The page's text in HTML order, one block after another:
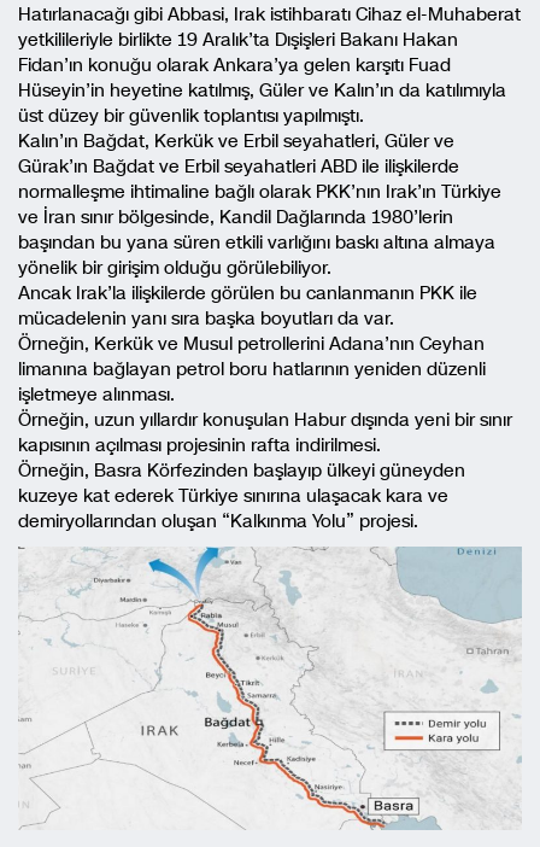
Hatırlanacağı gibi Abbasi, Irak istihbaratı Cihaz el-Muhaberat
yetkilileriyle birlikte 19 Aralık’ta Dışişleri Bakanı Hakan
Fidan’ın konuğu olarak Ankara’ya gelen karşıtı Fuad
Hüseyin’in heyetine katılmış, Güler ve Kalın’ın da katılımıyla
üst düzey bir güvenlik toplantısı yapılmıştı.
Kalın’ın Bağdat, Kerkük ve Erbil seyahatleri, Güler ve
Gürak’ın Bağdat ve Erbil seyahatleri ABD ile ilişkilerde
normalleşme ihtimaline bağlı olarak PKK’nın Irak’ın Türkiye
ve İran sınır bölgesinde, Kandil Dağlarında 1980’lerin
başından bu yana süren etkili varlığını baskı altına almaya
yönelik bir girişim olduğu görülebiliyor.
Ancak Irak’la ilişkilerde görülen bu canlanmanın PKK ile
mücadelenin yanı sıra başka boyutları da var.
Örneğin, Kerkük ve Musul petrollerini Adana’nın Ceyhan
limanına bağlayan petrol boru hatlarının yeniden düzenli
işletmeye alınması.
Örneğin, uzun yıllardır konuşulan Habur dışında yeni bir sınır
kapısının açılması projesinin rafta indirilmesi.
Örneğin, Basra Körfezinden başlayıp ülkeyi güneyden
kuzeye kat ederek Türkiye sınırına ulaşacak kara ve
demiryollarından oluşan “Kalkınma Yolu” projesi.